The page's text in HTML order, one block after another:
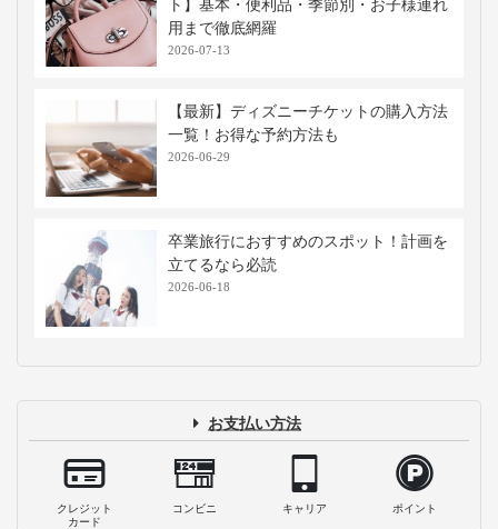
ト】基本・便利品・季節別・お子様連れ
用まで徹底網羅
2026-07-13
【最新】ディズニーチケットの購入方法
一覧！お得な予約方法も
2026-06-29
卒業旅行におすすめのスポット！計画を
立てるなら必読
2026-06-18
お支払い方法
クレジット
カード
コンビニ キャリア ポイント